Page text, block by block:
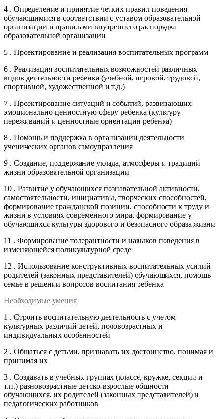
4 . Определение и принятие четких правил поведения
обучающимися в соответствии с уставом образовательной
организации и правилами внутреннего распорядка
образовательной организации
5 . Проектирование и реализация воспитательных программ
6 . Реализация воспитательных возможностей различных
видов деятельности ребенка (учебной, игровой, трудовой,
спортивной, художественной и т.д.)
7 . Проектирование ситуаций и событий, развивающих
эмоционально-ценностную сферу ребенка (культуру
переживаний и ценностные ориентации ребенка)
8 . Помощь и поддержка в организации деятельности
ученических органов самоуправления
9 . Создание, поддержание уклада, атмосферы и традиций
жизни образовательной организации
10 . Развитие у обучающихся познавательной активности,
самостоятельности, инициативы, творческих способностей,
формирование гражданской позиции, способности к труду и
жизни в условиях современного мира, формирование у
обучающихся культуры здорового и безопасного образа жизни
11 . Формирование толерантности и навыков поведения в
изменяющейся поликультурной среде
12 . Использование конструктивных воспитательных усилий
родителей (законных представителей) обучающихся, помощь
семье в решении вопросов воспитания ребенка
Необходимые умения
1 . Строить воспитательную деятельность с учетом
культурных различий детей, половозрастных и
индивидуальных особенностей
2 . Общаться с детьми, признавать их достоинство, понимая и
принимая их
3 . Создавать в учебных группах (классе, кружке, секции и
т.п.) разновозрастные детско-взрослые общности
обучающихся, их родителей (законных представителей) и
педагогических работников